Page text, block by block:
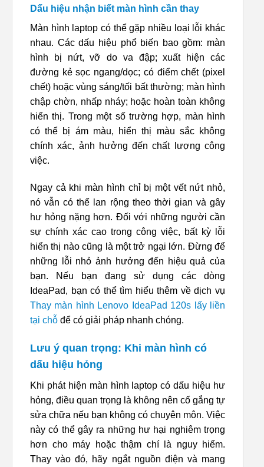
Dấu hiệu nhận biết màn hình cần thay
Màn hình laptop có thể gặp nhiều loại lỗi khác
nhau. Các dấu hiệu phổ biến bao gồm: màn
hình bị nứt, vỡ do va đập; xuất hiện các
đường kẻ sọc ngang/dọc; có điểm chết (pixel
chết) hoặc vùng sáng/tối bất thường; màn hình
chập chờn, nhấp nháy; hoặc hoàn toàn không
hiển thị. Trong một số trường hợp, màn hình
có thể bị ám màu, hiển thị màu sắc không
chính xác, ảnh hưởng đến chất lượng công
việc.
Ngay cả khi màn hình chỉ bị một vết nứt nhỏ,
nó vẫn có thể lan rộng theo thời gian và gây
hư hỏng nặng hơn. Đối với những người cần
sự chính xác cao trong công việc, bất kỳ lỗi
hiển thị nào cũng là một trở ngại lớn. Đừng để
những lỗi nhỏ ảnh hưởng đến hiệu quả của
bạn. Nếu bạn đang sử dụng các dòng
IdeaPad, bạn có thể tìm hiểu thêm về dịch vụ
Thay màn hình Lenovo IdeaPad 120s lấy liền
tại chỗ để có giải pháp nhanh chóng.
Lưu ý quan trọng: Khi màn hình có
dấu hiệu hỏng
Khi phát hiện màn hình laptop có dấu hiệu hư
hỏng, điều quan trọng là không nên cố gắng tự
sửa chữa nếu bạn không có chuyên môn. Việc
này có thể gây ra những hư hại nghiêm trọng
hơn cho máy hoặc thậm chí là nguy hiểm.
Thay vào đó, hãy ngắt nguồn điện và mang